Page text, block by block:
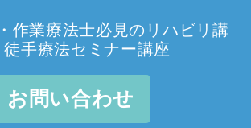
作業療法士必見のリハビリ講
徒手療法セミナー講座
お問い合わせ